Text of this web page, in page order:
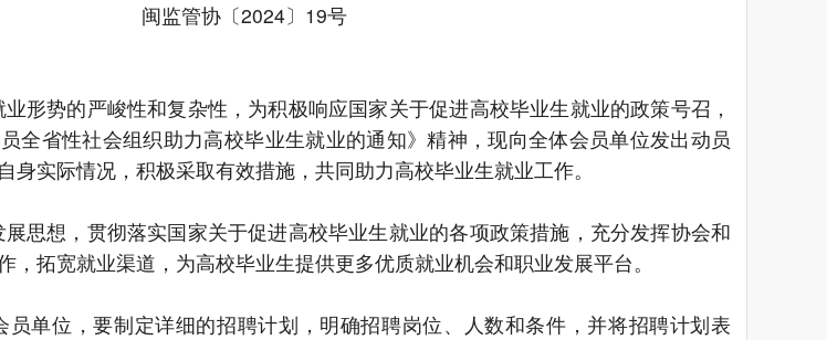
闽监管协〔2024〕19号
形势的严峻性和复杂性，为积极响应国家关于促进高校毕业生就业的政策号召，
全省性社会组织助力高校毕业生就业的通知》精神，现向全体会员单位发出动员
身实际情况，积极采取有效措施，共同助力高校毕业生就业工作。
思想，贯彻落实国家关于促进高校毕业生就业的各项政策措施，充分发挥协会和
，拓宽就业渠道，为高校毕业生提供更多优质就业机会和职业发展平台。
员单位，要制定详细的招聘计划，明确招聘岗位、人数和条件，并将招聘计划表